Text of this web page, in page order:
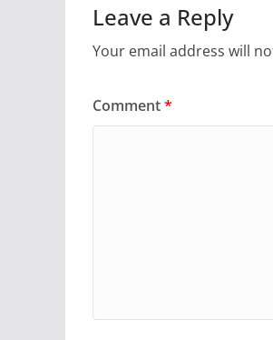
Leave a Reply
Your email address will
Comment*